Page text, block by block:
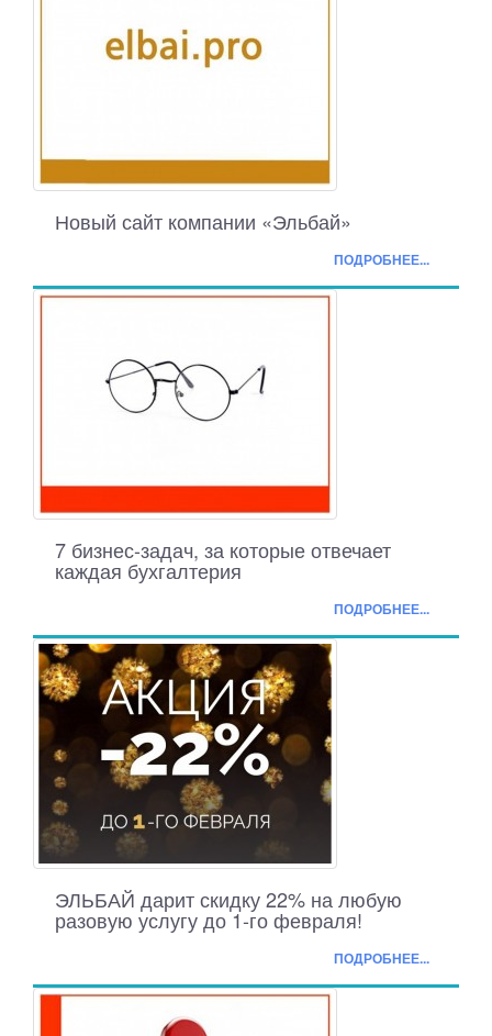
Новый сайт компании «Эльбай»
ПОДРОБНЕЕ...
7 бизнес-задач, за которые отвечает
каждая бухгалтерия
ПОДРОБНЕЕ...
ЭЛЬБАЙ дарит скидку 22% на любую
разовую услугу до 1-го февраля!
ПОДРОБНЕЕ...